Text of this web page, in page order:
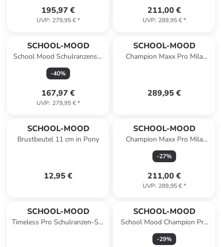
195,97 €
UVP: 279,95 €*
211,00 €
UVP: 289,95 €*
SCHOOL-MOOD
School Mood Schulranzenset
Champion Aqua (Nordic
Collection)
-40%
167,97 €
UVP: 279,95 €*
SCHOOL-MOOD
Champion Maxx Pro Mila
289,95 €
SCHOOL-MOOD
Brustbeutel 11 cm in Pony
12,95 €
SCHOOL-MOOD
Champion Maxx Pro Mila
Schulranzen-Set 7-teilig in
Häschen
-27%
211,00 €
UVP: 289,95 €*
SCHOOL-MOOD
Timeless Pro Schulranzen-Set
SCHOOL-MOOD
School Mood Champion Pro
Felix (Wolf), 7-tlg.
Schulranzenset
-29%